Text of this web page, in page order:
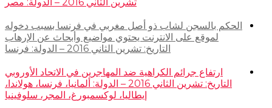
تشرين الثاني 2016 – الدولة: مصر
الحكم بالسجن لشاب ذو أصل مغربي في فرنسا بسبب دخوله
لموقع على الانترنت يحتوي مواضيع وأبحاث عن الإرهاب
التاريخ: تشرين الثاني 2016 – الدولة: فرنسا
ارتفاع جرائم الكراهية ضد المهاجرين في الاتحاد الأوروبي
التاريخ: تشرين الثاني 2016 – الدولة: ألمانيا، فرنسا، هولاندا،
إيطاليا، لوكسمبورغ، المجر، سلوفينيا